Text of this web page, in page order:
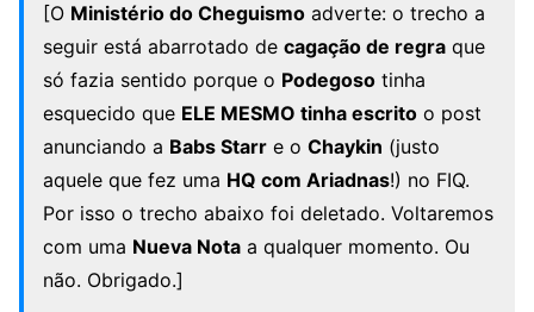
[O Ministério do Cheguismo adverte: o trecho a
seguir está abarrotado de cagação de regra que
só fazia sentido porque o Podegoso tinha
esquecido que ELE MESMO tinha escrito o post
anunciando a Babs Starr e o Chaykin (justo
aquele que fez uma HQ com Ariadnas!) no FIQ.
Por isso o trecho abaixo foi deletado. Voltaremos
com uma Nueva Nota a qualquer momento. Ou
não. Obrigado.]